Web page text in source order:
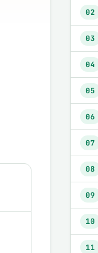
02
03
04
05
06
07
08
09
10
11